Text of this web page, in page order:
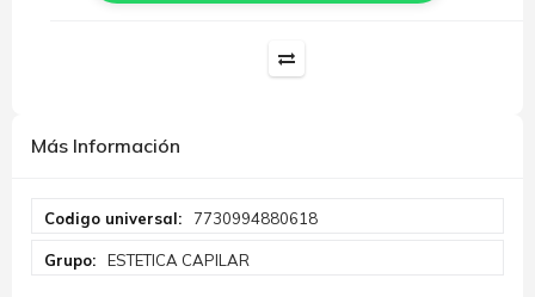
Más Información
Información
7730994880618
ESTETICA CAPILAR